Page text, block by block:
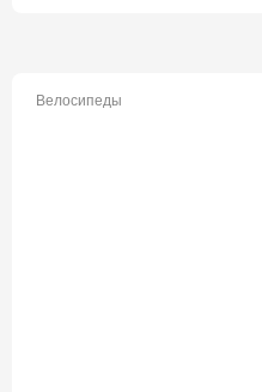
Велосипеды